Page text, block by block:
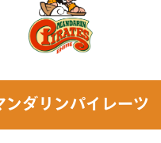
ンダリンパイレーツ